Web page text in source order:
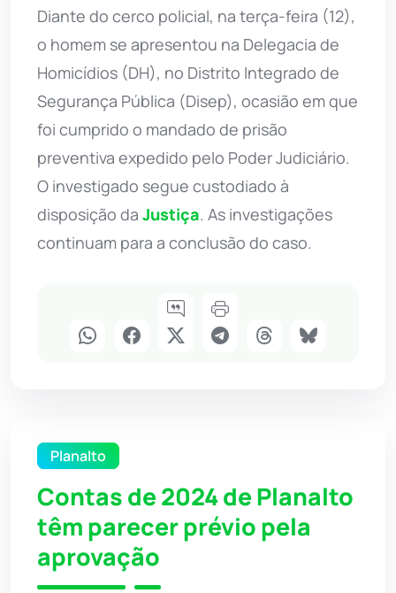
Diante do cerco policial, na terça-feira (12),
o homem se apresentou na Delegacia de
Homicídios (DH), no Distrito Integrado de
Segurança Pública (Disep), ocasião em que
foi cumprido o mandado de prisão
preventiva expedido pelo Poder Judiciário.
O investigado segue custodiado à
disposição da Justiça. As investigações
continuam para a conclusão do caso.
Planalto
Contas de 2024 de Planalto
têm parecer prévio pela
aprovação